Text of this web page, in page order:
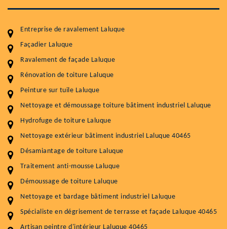
Entreprise de ravalement Laluque
Façadier Laluque
Ravalement de façade Laluque
Rénovation de toiture Laluque
Peinture sur tuile Laluque
Nettoyage et démoussage toiture bâtiment industriel Laluque
Hydrofuge de toiture Laluque
Nettoyage extérieur bâtiment industriel Laluque 40465
Désamiantage de toiture Laluque
Traitement anti-mousse Laluque
Démoussage de toiture Laluque
Nettoyage et bardage bâtiment industriel Laluque
Spécialiste en dégrisement de terrasse et façade Laluque 40465
Artisan peintre d'intérieur Laluque 40465
Entretenir votre toiture, c'est préserver sa
durabilité
Plus de 15 ans d'expérience en couverture et facade
Service
Nettoyageb toiture
Démoussage toiture
Traitement hydrofuge toiture
4 € / m²
5.0 (118avis)
Artisant local recommander